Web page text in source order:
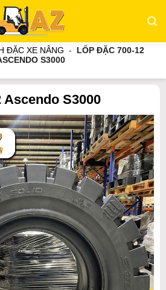
ĐẶC XE NÂNG -
LỐP ĐẶC 700-12
S3000
Ascendo S3000